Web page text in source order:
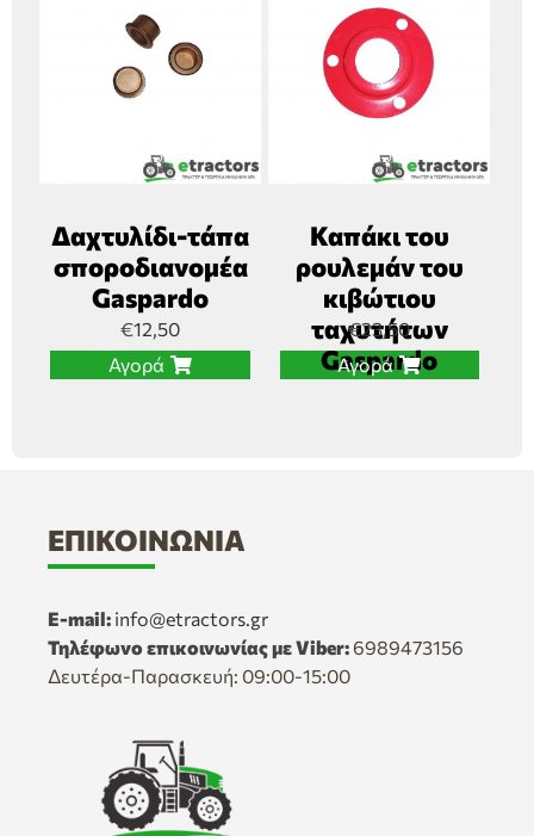
Δαχτυλίδι-τάπα
σποροδιανομέα
Gaspardo
€12,50
Αγορά
Καπάκι του
ρουλεμάν του
κιβώτιου
ταχυτήτων
Gaspardo
€23,50
Αγορά
ΕΠΙΚΟΙΝΩΝΊΑ
E-mail: info@etractors.gr
Τηλέφωνο επικοινωνίας με Viber: 6989473156
Δευτέρα-Παρασκευή: 09:00-15:00